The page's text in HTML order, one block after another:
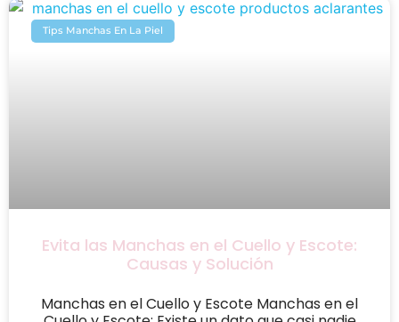
Tips Manchas En La Piel
Evita las Manchas en el Cuello y Escote:
Causas y Solución
Manchas en el Cuello y Escote Manchas en el